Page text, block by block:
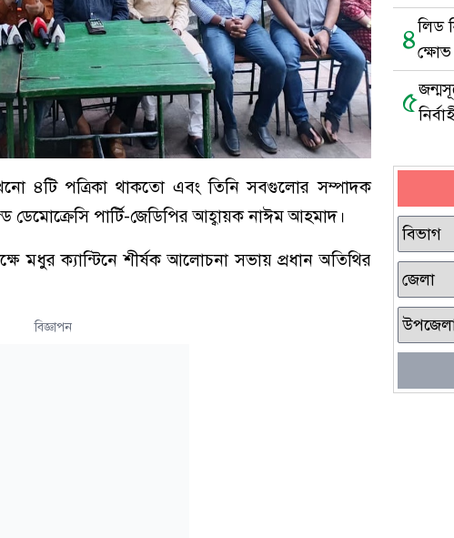
৪টি পত্রিকা থাকতো এবং তিনি সবগুলোর সম্পাদক
ডেমোক্রেসি পার্টি-জেডিপির আহ্বায়ক নাঈম আহমাদ।
মধুর ক্যান্টিনে শীর্ষক আলোচনা সভায় প্রধান অতিথির
বিজ্ঞাপন
৪লিড
ক্ষোভ
৫